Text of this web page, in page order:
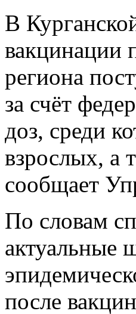
В
вакцинации
региона
за счёт
доз, среди
взрослых, а
сообщает
По словам
актуальные
после